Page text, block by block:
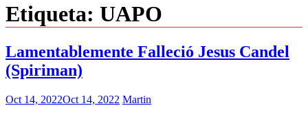
Etiqueta: UAPO
Lamentablemente Falleció Jesus Candel
(Spiriman)
Oct 14, 2022Oct 14, 2022 Martin